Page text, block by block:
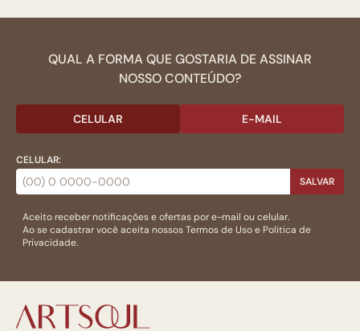
QUAL A FORMA QUE GOSTARIA DE ASSINAR
NOSSO CONTEÚDO?
CELULAR E-MAIL
CELULAR:
SALVAR
Aceito receber notificações e ofertas por e-mail ou celular.
Ao se cadastrar você aceita nossosTermos de Usoe Politica de
Privacidade.